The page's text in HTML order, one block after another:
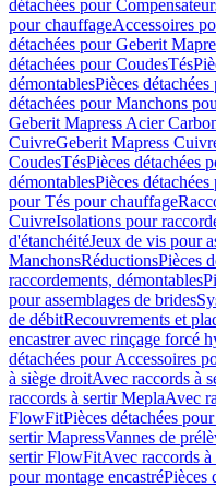
détachées pour
pour chauffageAccessoires
détachées pour Geberit
détachées pour CoudesTés
démontablesPièces
détachées pour Manchons
Geberit Mapress Acier
CuivreGeberit Mapress
CoudesTésPièces détachées
démontablesPièces
pour Tés pour chauffage
CuivreIsolations pour
d'étanchéitéJeux de vis pour
ManchonsRéductionsPièces
raccordements, démontables
pour assemblages de brides
de débitRecouvrements et
encastrer avec rinçage forcé
détachées pour Accessoires
à siège droitAvec raccords à
raccords à sertir MeplaAvec
FlowFitPièces détachées
sertir MapressVannes de
sertir FlowFitAvec raccords
pour montage encastréPièces